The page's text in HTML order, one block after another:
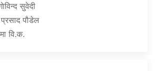
सुवेदी
पौडेल
वि.क.